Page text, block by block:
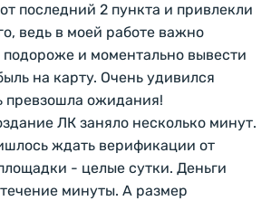
последний 2 пункта и привлекли
ведь в моей работе важно
и моментально вывести
на карту. Очень удивился
превзошла ожидания!
ЛК заняло несколько минут.
ждать верификации от
- целые сутки. Деньги
минуты. А размер